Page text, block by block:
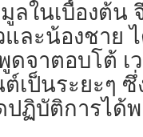
ลในเบื้องต้
และน้องชาย
จาตอบโต้
เป็นระยะๆ
ปฏิบัติการได้